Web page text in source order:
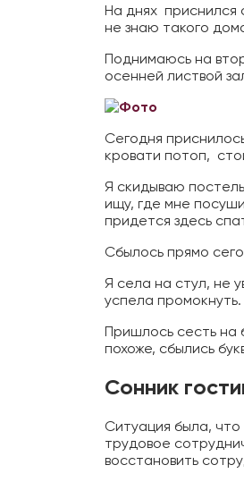
На днях приснился
не знаю такого
Поднимаюсь на
осенней листвой
Сегодня
кровати потоп,
Я скидываю
ищу, где мне
придется здесь
Сбылось прямо
Я села на стул, не
успела промокнуть.
Пришлось сесть на
похоже, сбылись
Сонник
Ситуация была, что
трудовое
восстановить